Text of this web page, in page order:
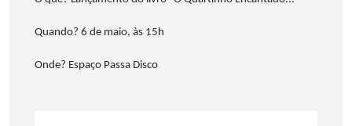
Quando? 6 de maio, às 15h
Onde? Espaço Passa Disco